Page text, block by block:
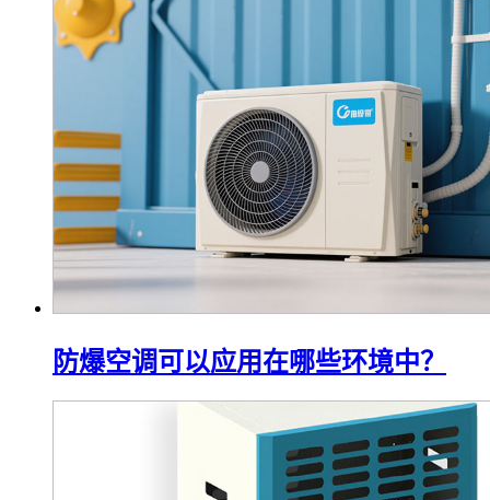
防爆空调可以应用在哪些环境中？